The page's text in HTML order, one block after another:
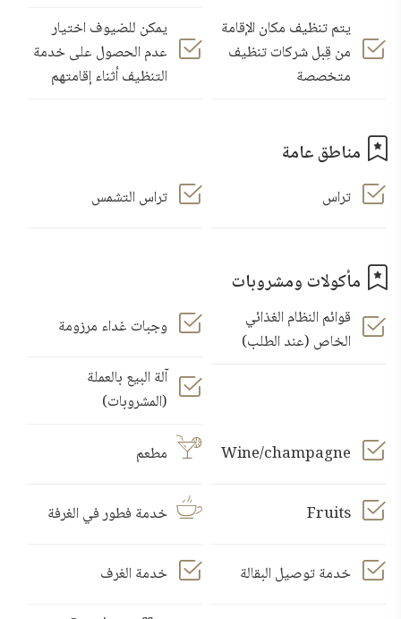
يتم تنظيف مكان الإقامة
من قِبل شركات تنظيف
متخصصة
يمكن للضيوف اختيار
عدم الحصول على خدمة
التنظيف أثناء إقامتهم
مناطق عامة
تراس تراس التشمس
مأكولات ومشروبات
قوائم النظام الغذائي
الخاص (عند الطلب)
وجبات غداء مرزومة
آلة البيع بالعملة
(المشروبات)
Wine/champagne
مطعم
Fruits خدمة فطور في الغرفة
خدمة توصيل البقالة
خدمة الغرف